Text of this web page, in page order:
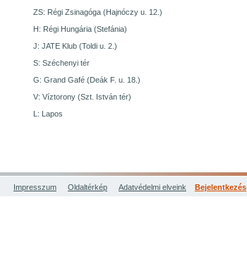
ZS: Régi Zsinagóga (Hajnóczy u. 12.)
H: Régi Hungária (Stefánia)
J: JATE Klub (Toldi u. 2.)
S: Széchenyi tér
G: Grand Gafé (Deák F. u. 18.)
V: Víztorony (Szt. István tér)
L: Lapos
Impresszum Oldaltérkép Adatvédelmi elveink Bejelentkezés